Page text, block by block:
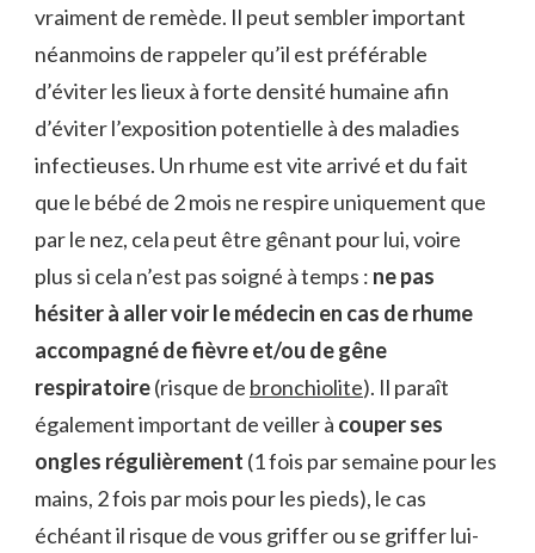
vraiment de remède. Il peut sembler important
néanmoins de rappeler qu’il est préférable
d’éviter les lieux à forte densité humaine afin
d’éviter l’exposition potentielle à des maladies
infectieuses. Un rhume est vite arrivé et du fait
que le bébé de 2 mois ne respire uniquement que
par le nez, cela peut être gênant pour lui, voire
plus si cela n’est pas soigné à temps : ne pas
hésiter à aller voir le médecin en cas de rhume
accompagné de fièvre et/ou de gêne
respiratoire(risque de bronchiolite). Il paraît
également important de veiller à couper ses
ongles régulièrement (1 fois par semaine pour les
mains, 2 fois par mois pour les pieds), le cas
échéant il risque de vous griffer ou se griffer lui-